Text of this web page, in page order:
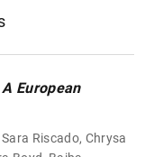
European
Riscado, Chrysa